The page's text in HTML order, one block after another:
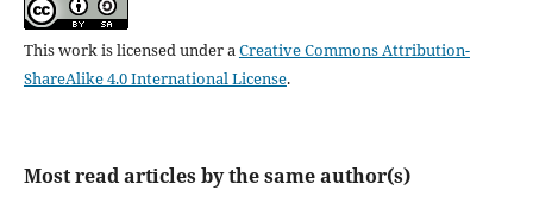
This work is licensed under aCreative Commons Attribution-
ShareAlike 4.0 International License.
Most read articles by the same author(s)